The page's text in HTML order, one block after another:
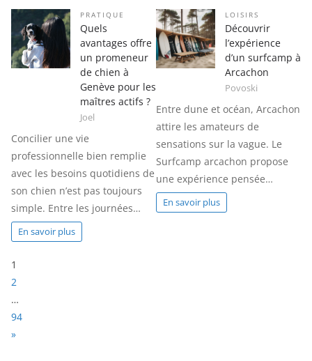
PRATIQUE
Quels
avantages offre
un promeneur
de chien à
Genève pour les
maîtres actifs ?
Joel
Concilier une vie
professionnelle bien remplie
avec les besoins quotidiens de
son chien n’est pas toujours
simple. Entre les journées…
En savoir plus
LOISIRS
Découvrir
l’expérience
d’un surfcamp à
Arcachon
Povoski
Entre dune et océan, Arcachon
attire les amateurs de
sensations sur la vague. Le
Surfcamp arcachon propose
une expérience pensée…
En savoir plus
P
a
g
e
:
1
2
…
94
N
»